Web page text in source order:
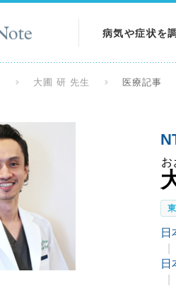
病気や症状を
検査を調べる
大圃 研 先生 医療記事
お
日
日